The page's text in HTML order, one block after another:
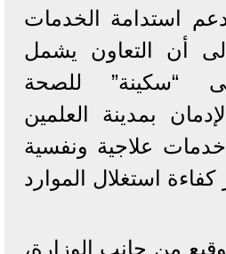
استدامة الخدمات
أن التعاون يشمل
“سكينة” للصحة
بمدينة العلمين
خدمات علاجية ونفسية
استغلال الموارد
من جانب الوزارة،